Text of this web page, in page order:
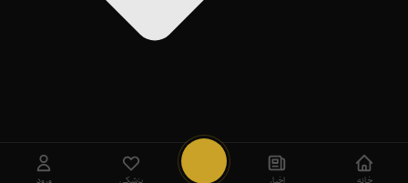
خانه اخبار پزشکی ورود
Add ضربه بزنید